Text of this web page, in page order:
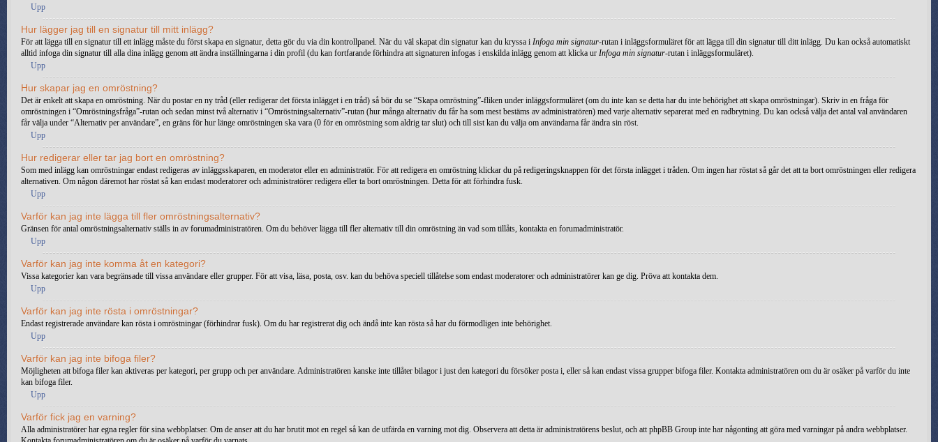
Upp
Hur lägger jag till en signatur till mitt inlägg?
För att lägga till en signatur till ett inlägg måste du först skapa en signatur, detta gör du via din kontrollpanel. När du väl skapat din signatur kan du kryssa i Infoga min signatur-rutan i inläggsformuläret för att lägga till din signatur till ditt inlägg. Du kan också automatiskt
alltid infoga din signatur till alla dina inlägg genom att ändra inställningarna i din profil (du kan fortfarande förhindra att signaturen infogas i enskilda inlägg genom att klicka ur Infoga min signatur-rutan i inläggsformuläret).
Upp
Hur skapar jag en omröstning?
Det är enkelt att skapa en omröstning. När du postar en ny tråd (eller redigerar det första inlägget i en tråd) så bör du se “Skapa omröstning”-fliken under inläggsformuläret (om du inte kan se detta har du inte behörighet att skapa omröstningar). Skriv in en fråga för
omröstningen i “Omröstningsfråga”-rutan och sedan minst två alternativ i “Omröstningsalternativ”-rutan (hur många alternativ du får ha som mest bestäms av administratören) med varje alternativ separerat med en radbrytning. Du kan också välja det antal val användaren
får välja under “Alternativ per användare”, en gräns för hur länge omröstningen ska vara (0 för en omröstning som aldrig tar slut) och till sist kan du välja om användarna får ändra sin röst.
Upp
Hur redigerar eller tar jag bort en omröstning?
Som med inlägg kan omröstningar endast redigeras av inläggsskaparen, en moderator eller en administratör. För att redigera en omröstning klickar du på redigeringsknappen för det första inlägget i tråden. Om ingen har röstat så går det att ta bort omröstningen eller redigera
alternativen. Om någon däremot har röstat så kan endast moderatorer och administratörer redigera eller ta bort omröstningen. Detta för att förhindra fusk.
Upp
Varför kan jag inte lägga till fler omröstningsalternativ?
Gränsen för antal omröstningsalternativ ställs in av forumadministratören. Om du behöver lägga till fler alternativ till din omröstning än vad som tillåts, kontakta en forumadministratör.
Upp
Varför kan jag inte komma åt en kategori?
Vissa kategorier kan vara begränsade till vissa användare eller grupper. För att visa, läsa, posta, osv. kan du behöva speciell tillåtelse som endast moderatorer och administratörer kan ge dig. Pröva att kontakta dem.
Upp
Varför kan jag inte rösta i omröstningar?
Endast registrerade användare kan rösta i omröstningar (förhindrar fusk). Om du har registrerat dig och ändå inte kan rösta så har du förmodligen inte behörighet.
Upp
Varför kan jag inte bifoga filer?
Möjligheten att bifoga filer kan aktiveras per kategori, per grupp och per användare. Administratören kanske inte tillåter bilagor i just den kategori du försöker posta i, eller så kan endast vissa grupper bifoga filer. Kontakta administratören om du är osäker på varför du inte
kan bifoga filer.
Upp
Varför fick jag en varning?
Alla administratörer har egna regler för sina webbplatser. Om de anser att du har brutit mot en regel så kan de utfärda en varning mot dig. Observera att detta är administratörens beslut, och att phpBB Group inte har någonting att göra med varningar på andra webbplatser.